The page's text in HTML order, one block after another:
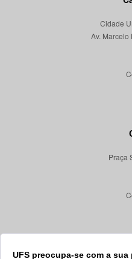
UFS preocupa-se com a
Cidade
Av. Marcelo
Praça